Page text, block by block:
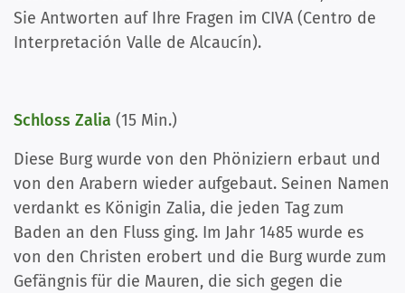
Sie Antworten auf Ihre Fragen im CIVA (Centro de
Interpretación Valle de Alcaucín).
Schloss Zalia (15 Min.)
Diese Burg wurde von den Phöniziern erbaut und
von den Arabern wieder aufgebaut. Seinen Namen
verdankt es Königin Zalia, die jeden Tag zum
Baden an den Fluss ging. Im Jahr 1485 wurde es
von den Christen erobert und die Burg wurde zum
Gefängnis für die Mauren, die sich gegen die